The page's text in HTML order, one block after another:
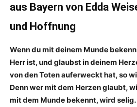
aus Bayern von Edda
und Hoffnung
Wenn du mit deinem Munde
Herr ist, und glaubst in deinem
von den Toten auferweckt hat, so
Denn wer mit dem Herzen glaubt,
mit dem Munde bekennt, wird selig.